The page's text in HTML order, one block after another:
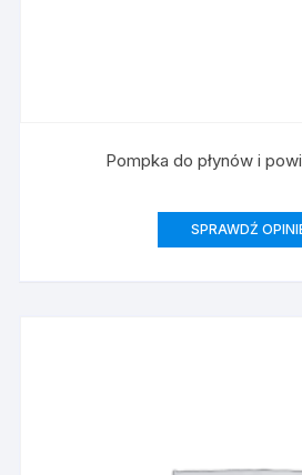
Pompka do płynów i
SPRAWDŹ